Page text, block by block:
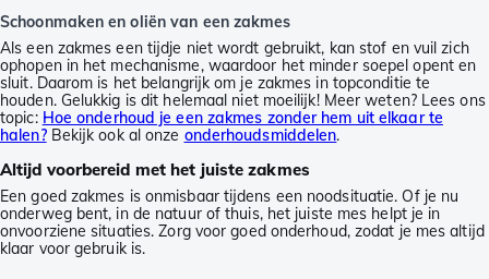
Schoonmaken en oliën van een zakmes
Als een zakmes een tijdje niet wordt gebruikt, kan stof en vuil zich
ophopen in het mechanisme, waardoor het minder soepel opent en
sluit. Daarom is het belangrijk om je zakmes in topconditie te
houden. Gelukkig is dit helemaal niet moeilijk! Meer weten? Lees ons
topic: Hoe onderhoud je een zakmes zonder hem uit elkaar te
halen?Bekijk ook al onze onderhoudsmiddelen.
Altijd voorbereid met het juiste zakmes
Een goed zakmes is onmisbaar tijdens een noodsituatie. Of je nu
onderweg bent, in de natuur of thuis, het juiste mes helpt je in
onvoorziene situaties. Zorg voor goed onderhoud, zodat je mes altijd
klaar voor gebruik is.